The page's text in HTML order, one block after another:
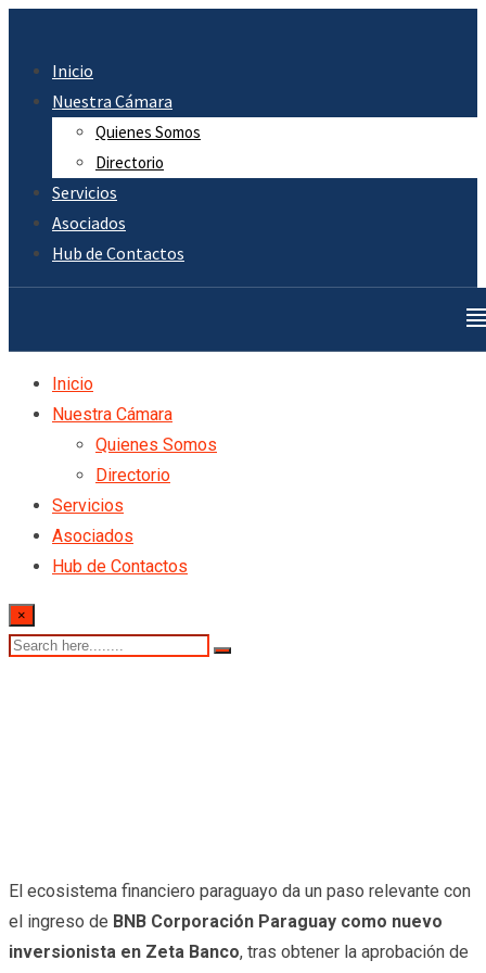
content
Inicio
Nuestra Cámara
Quienes Somos
Directorio
Servicios
Asociados
Hub de Contactos
Inicio
Nuestra Cámara
Quienes Somos
Directorio
Servicios
Asociados
Hub de Contactos
×
El ecosistema financiero paraguayo da un paso relevante con
el ingreso de BNB Corporación Paraguay como nuevo
inversionista en Zeta Banco, tras obtener la aprobación de